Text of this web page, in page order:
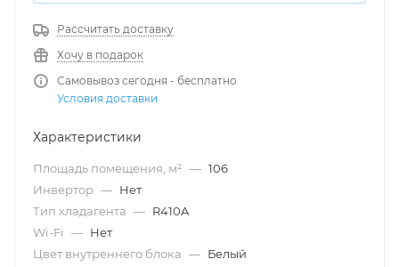
Рассчитать доставку
Хочу в подарок
Самовывоз сегодня - бесплатно
Условия доставки
Характеристики
Площадь помещения, м² — 106
Инвертор — Нет
Тип хладагента — R410A
Wi-Fi
— Нет
Цвет внутреннего блока — Белый